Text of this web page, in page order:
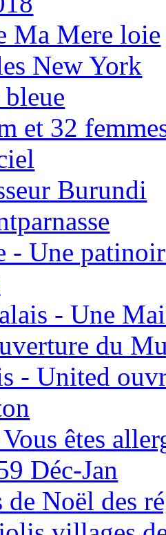
Ma Mere loie
New York
et 32
Burundi
- Une
- Une
du
- United
êtes
Déc-Jan
Noël des